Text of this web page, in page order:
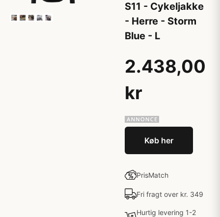
S11 - Cykeljakke
- Herre - Storm
Blue - L
2.438,00
kr
Køb her
PrisMatch
Fri fragt over kr. 349
Hurtig levering 1-2